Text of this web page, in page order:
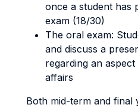
once a student has
exam (18/30)
The oral exam:
and discuss a
regarding an
affairs
Both mid-term and final